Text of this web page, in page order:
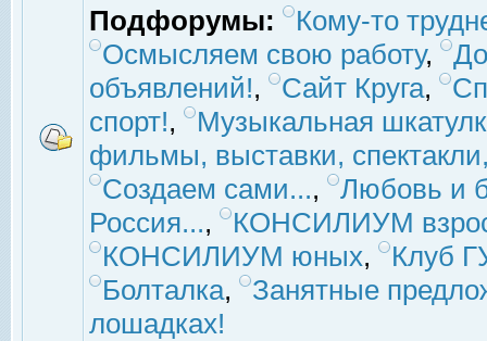
Подфорумы:
Кому-то
Осмысляем свою работу,
объявлений!, Сайт Круга,
спорт!,
Музыкальная
фильмы, выставки,
Создаем сами...,
Любовь и
Россия...,
КОНСИЛИУМ
КОНСИЛИУМ юных,
Клуб
Болталка,
Занятные
лошадках!